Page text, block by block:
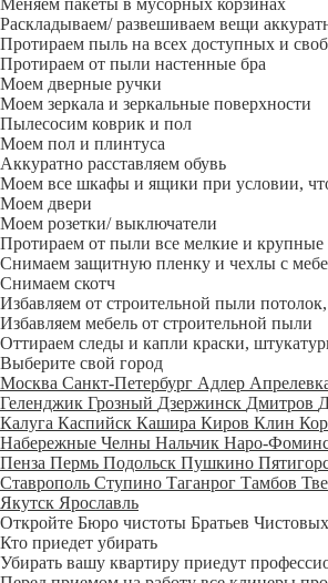
Меняем пакеты в мусорных корзинах
Раскладываем/ развешиваем вещи
Протираем пыль на всех доступных и
Протираем от пыли настенные бра
Моем дверные ручки
Моем зеркала и зеркальные поверхности
Пылесосим коврик и пол
Моем пол и плинтуса
Аккуратно расставляем обувь
Моем все шкафы и ящики при условии,
Моем двери
Моем розетки/ выключатели
Протираем от пыли все мелкие и
Снимаем защитную пленку и чехлы с
Снимаем скотч
Избавляем от строительной пыли
Избавляем мебель от строительной пыли
Оттираем следы и капли краски,
Выберите свой город
Москва Санкт-Петербург Адлер
Геленджик Грозный Дзержинск Дмитров
Калуга Каспийск Кашира Киров Клин
Набережные Челны Нальчик Наро-
Пенза Пермь Подольск Пушкино
Ставрополь Ступино Таганрог Тамбов
Якутск Ярославль
Откройте Бюро чистоты Братьев
Кто приедет убирать
Убирать вашу квартиру приедут